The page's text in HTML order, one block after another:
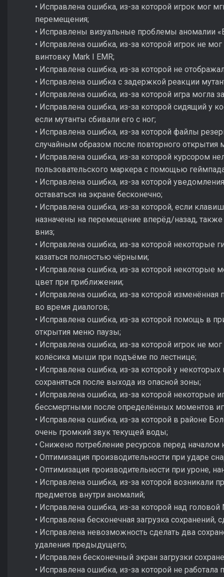
• Исправлена ошибка, из-за которой игрок мог
перемещения;
• Исправлены визуальные проблемы аномалии
• Исправлена ошибка, из-за которой игрок не
винтовку Mark I EMR;
• Исправлена ошибка, из-за которой не
• Исправлена ошибка с задержкой реакции
• Исправлена ошибка, из-за которой игра могла
• Исправлена ошибка, из-за которой сидящий у
если мутанты сбивали его с ног;
• Исправлена ошибка, из-за которой файлы
случайным образом после повторного открытия
• Исправлена ошибка, из-за которой курсором
пользовательского маркера с помощью
• Исправлена ошибка, из-за которой
оставаться на экране бесконечно;
• Исправлена ошибка, из-за которой, если
назначены на перемещение вперёд/назад,
вниз;
• Исправлена ошибка, из-за которой некоторые
казаться полностью чёрными;
• Исправлена ошибка, из-за которой некоторые
цвет при приближении;
• Исправлена ошибка, из-за которой
во время диалогов;
• Исправлена ошибка, из-за которой помощь в
открытия меню паузы;
• Исправлена ошибка, из-за которой игрок не
колёсика мыши при подъёме по лестнице;
• Исправлена ошибка, из-за которой у
сохраняться после выхода из опасной зоны;
• Исправлена ошибка, из-за которой некоторые
бессмертными после определённых моментов
• Исправлена ошибка, из-за которой в районе
очень громкий звук текущей воды;
• Снижено потребление ресурсов перед началом
• Оптимизация производительности при ударе
• Оптимизация производительности при уроне,
• Исправлена ошибка, из-за которой возникали
предметов внутри аномалий;
• Исправлена ошибка, из-за которой над
• Исправлена бесконечная загрузка
• Исправлена невозможность сделать два
удаления предыдущего;
• Исправлен бесконечный экран загрузки
• Исправлена ошибка, из-за которой не